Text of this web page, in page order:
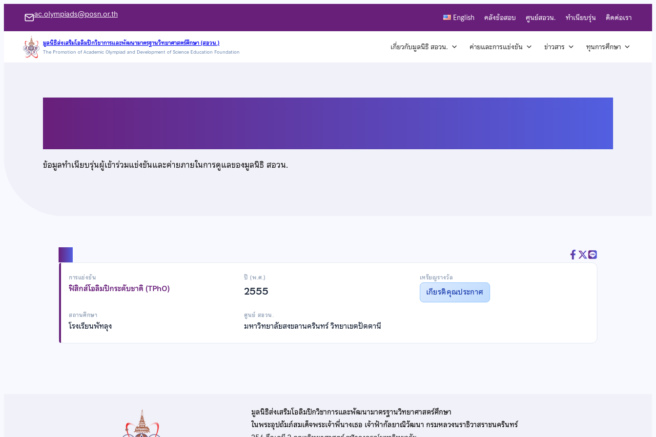
เนื้อหา
ac.olympiads@posn.or.th English คลังข้อสอบ ศูนย์สอวน. ทำเนียบรุ่น ติดต่อเรา
มูลนิธิส่งเสริมโอลิมปิกวิชาการและพัฒนามาตรฐานวิทยาศาสตร์ศึกษา (สอวน.)
The Promotion of Academic Olympiad and Development of Science Education Foundation เกี่ยวกับมูลนิธิ สอวน. ค่ายและการแข่งขัน ข่าวสาร ทุนการศึกษา
ข้อมูลทำเนียบรุ่นผู้เข้าร่วมแข่งขันและค่ายภายในการดูแลของมูลนิธิ สอวน.
การแข่งขัน
ฟิสิกส์โอลิมปิกระดับชาติ (TPhO)
ปี (พ.ศ.)
2555
เหรียญรางวัล
เกียรติคุณประกาศ
สถานศึกษา
โรงเรียนพัทลุง
ศูนย์ สอวน.
มหาวิทยาลัยสงขลานครินทร์ วิทยาเขตปัตตานี
มูลนิธิส่งเสริมโอลิมปิกวิชาการและพัฒนามาตรฐานวิทยาศาสตร์ศึกษา
ในพระอุปถัมภ์สมเด็จพระเจ้าพี่นางเธอ เจ้าฟ้ากัลยาณิวัฒนา กรมหลวงนราธิวาสราชนครินทร์